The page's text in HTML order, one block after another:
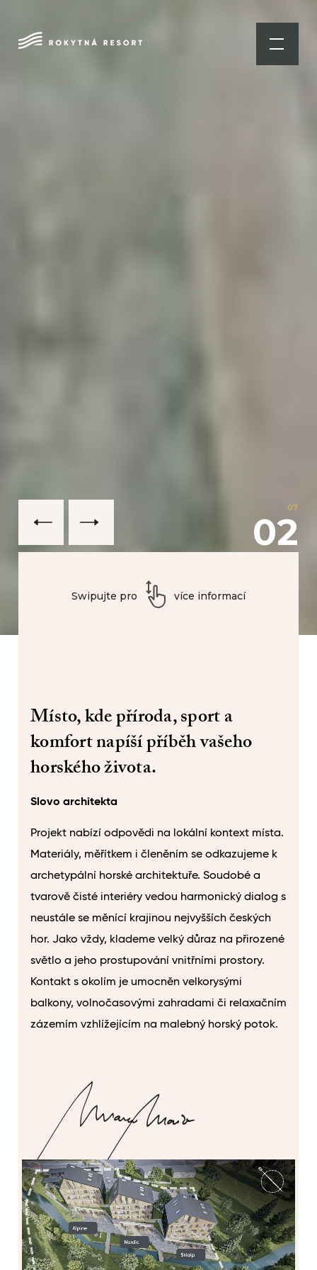
07
02
Swipujte pro více informací
Místo, kde příroda, sport a
komfort napíší příběh vašeho
horského života.
Slovo architekta
Projekt nabízí odpovědi na lokální kontext místa.
Materiály, měřítkem i členěním se odkazujeme k
archetypální horské architektuře. Soudobé a
tvarově čisté interiéry vedou harmonický dialog s
neustále se měnící krajinou nejvyšších českých
hor. Jako vždy, klademe velký důraz na přirozené
světlo a jeho prostupování vnitřními prostory.
Kontakt s okolím je umocněn velkorysými
balkony, volnočasovými zahradami či relaxačním
zázemím vzhlížejícím na malebný horský potok.
MARCO MAIO
Architekt a odborný garant projektu